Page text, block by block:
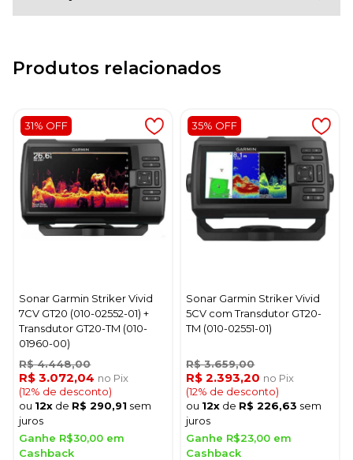
Produtos relacionados
31% OFF
Sonar Garmin Striker Vivid
7CV GT20 (010-02552-01) +
Transdutor GT20-TM (010-
01960-00)
R$ 4.448,00
R$ 3.072,04 no Pix
(12% de desconto)
ou 12x de R$ 290,91 sem
juros
Ganhe R$30,00 em
Cashback
35% OFF
Sonar Garmin Striker Vivid
5CV com Transdutor GT20-
TM (010-02551-01)
R$ 3.659,00
R$ 2.393,20 no Pix
(12% de desconto)
ou 12x de R$ 226,63 sem
juros
Ganhe R$23,00 em
Cashback